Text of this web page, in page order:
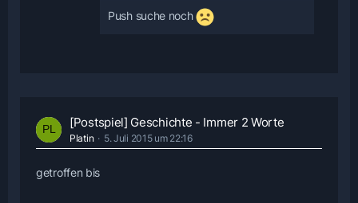
Push suche noch
[Postspiel] Geschichte - Immer 2 Worte
Platin 5. Juli 2015 um 22:16
getroffen bis